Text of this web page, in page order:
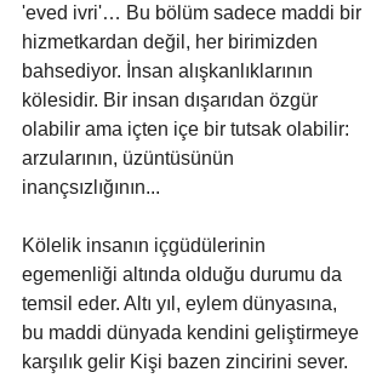
'eved ivri'… Bu bölüm sadece maddi bir
hizmetkardan değil, her birimizden
bahsediyor. İnsan alışkanlıklarının
kölesidir. Bir insan dışarıdan özgür
olabilir ama içten içe bir tutsak olabilir:
arzularının, üzüntüsünün
inançsızlığının...
Kölelik insanın içgüdülerinin
egemenliği altında olduğu durumu da
temsil eder. Altı yıl, eylem dünyasına,
bu maddi dünyada kendini geliştirmeye
karşılık gelir Kişi bazen zincirini sever.